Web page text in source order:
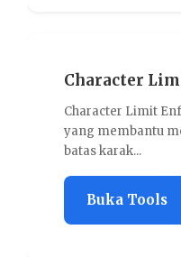
Character
Character Limit
yang membantu
batas karak...
Buka Tools